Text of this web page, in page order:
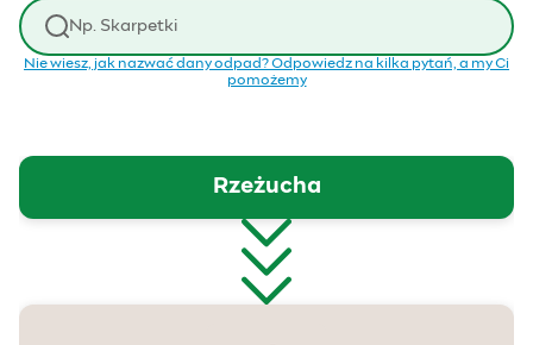
Wyszukaj odpad
Nie wiesz, jak nazwać dany odpad? Odpowiedz na kilka pytań, a my Ci
pomożemy
Rzeżucha